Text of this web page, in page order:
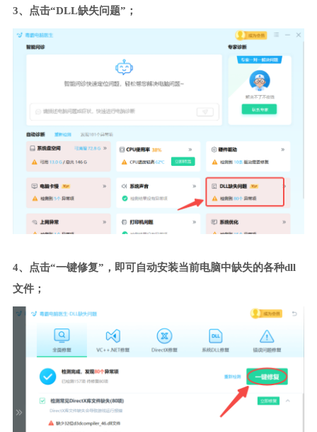
3、点击“DLL缺失问题”；
4、点击“一键修复”，即可自动安装当前电脑中缺失的各种dll
文件；